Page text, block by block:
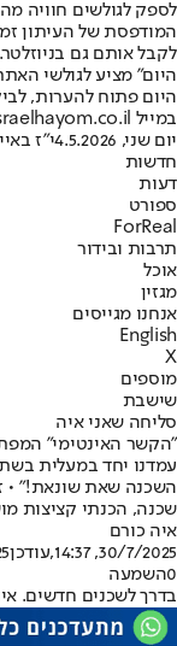
לספק לגולשים חוויה
המודפסת של העיתון
לקבל אותם גם
היום" מציע לגולשי
היום פתוח להערות,
במייל hayom@israelhayom.co.il.
יום שני, 4.5.2026
י"ז
חדשות
דעות
ספורט
ForReal
תרבות ובידור
אוכל
מגזין
אנחנו מגייסים
English
X
מוספים
שישבת
סליחה שאני איה
"הקשר האינטימי"
עמדנו יחד במעלית
השכנה שאת שונאת!" •
שכנה, הכנתי קציצות
איה כורם
30/7/2025, 14:37
,עודכן
0השמעה
בדרך לשכנים חדשים.